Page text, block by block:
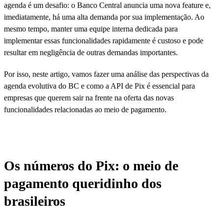
agenda é um desafio: o Banco Central anuncia uma nova feature e,
imediatamente, há uma alta demanda por sua implementação. Ao
mesmo tempo, manter uma equipe interna dedicada para
implementar essas funcionalidades rapidamente é custoso e pode
resultar em negligência de outras demandas importantes.
Por isso, neste artigo, vamos fazer uma análise das perspectivas da
agenda evolutiva do BC e como a API de Pix é essencial para
empresas que querem sair na frente na oferta das novas
funcionalidades relacionadas ao meio de pagamento.
Os números do Pix: o meio de
pagamento queridinho dos
brasileiros